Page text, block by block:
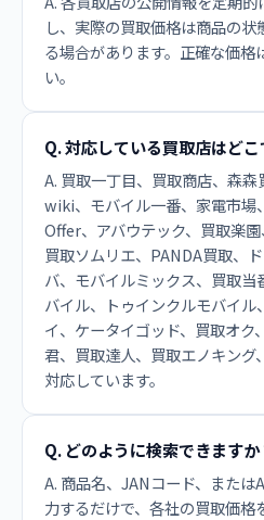
し、実際の買取価格は商品の
る場合があります。正確な価格
い。
Q. 対応している買取店はどこ
A. 買取一丁目、買取商店、森
wiki、モバイル一番、家電市場
Offer、アバウテック、買取楽園
買取ソムリエ、PANDA買取、
バ、モバイルミックス、買取
バイル、トゥインクルモバイル
イ、ケータイゴッド、買取オク
君、買取達人、買取エノキン
対応しています。
Q. どのように検索できますか
A. 商品名、JANコード、または
力するだけで、各社の買取価格